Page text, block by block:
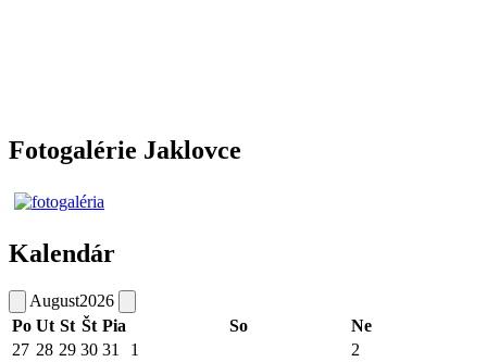
Fotogalérie Jaklovce
Kalendár
August2026
Po Ut St Št Pia So
Ne
27 28 29 30 31 1
2